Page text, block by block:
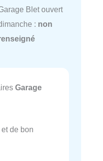
Blet ouvert
: non
Garage
de bon